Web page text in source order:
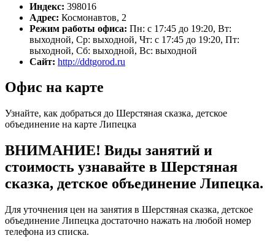
Индекс: 398016
Адрес: Космонавтов, 2
Режим работы офиса: Пн: с 17:45 до 19:20, Вт:
выходной, Ср: выходной, Чт: с 17:45 до 19:20, Пт:
выходной, Сб: выходной, Вс: выходной
Сайт: http://ddtgorod.ru
Офис на карте
Узнайте, как добраться до Шерстяная сказка, детское
объединение на карте Липецка
ВНИМАНИЕ! Виды занятий и
стоимость узнавайте в Шерстяная
сказка, детское объединение Липецка.
Для уточнения цен на занятия в Шерстяная сказка, детское
объединение Липецка достаточно нажать на любой номер
телефона из списка.